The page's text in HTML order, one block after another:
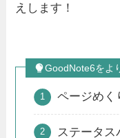
えします！
GoodNote6をよ
ページめく
ステータ